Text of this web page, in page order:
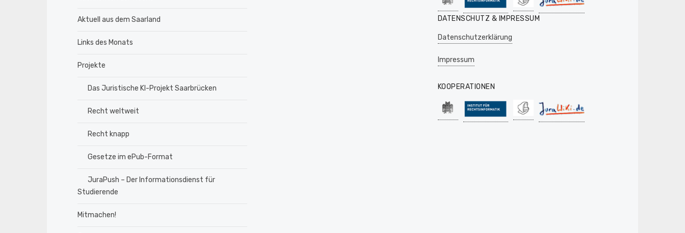
Aktuell aus dem Saarland
Links des Monats
Projekte
Das Juristische KI-Projekt Saarbrücken
Recht weltweit
Recht knapp
Gesetze im ePub-Format
JuraPush – Der Informationsdienst für
Studierende
Mitmachen!
DATENSCHUTZ & IMPRESSUM
Datenschutzerklärung
Impressum
KOOPERATIONEN